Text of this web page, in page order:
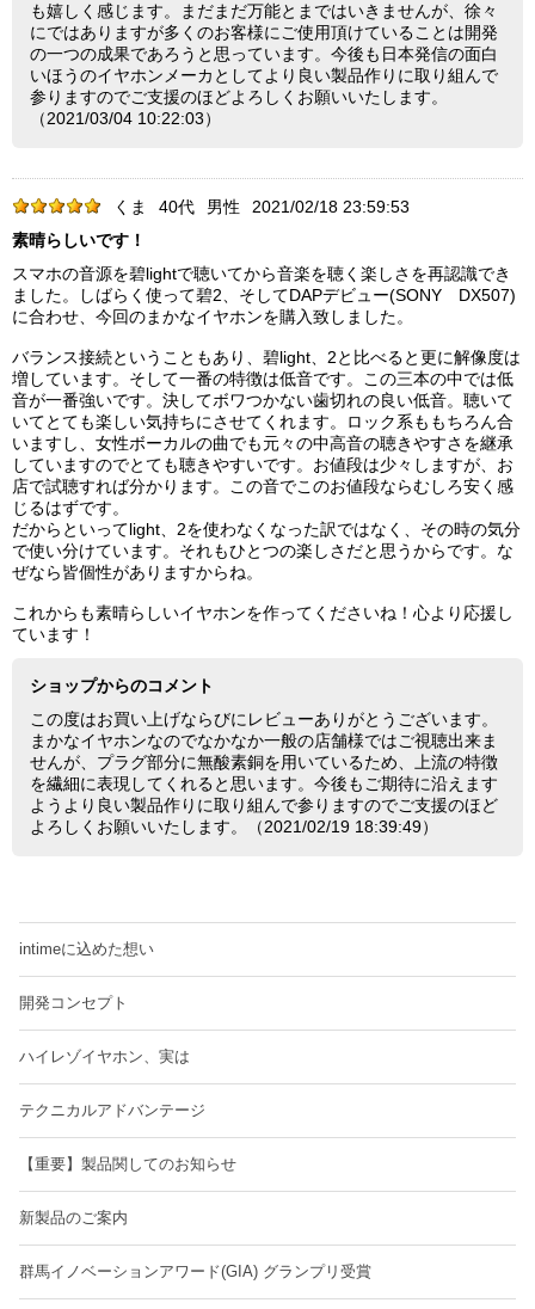
も嬉しく感じます。まだまだ万能とまではいきませんが、徐々
にではありますが多くのお客様にご使用頂けていることは開発
の一つの成果であろうと思っています。今後も日本発信の面白
いほうのイヤホンメーカとしてより良い製品作りに取り組んで
参りますのでご支援のほどよろしくお願いいたします。
（2021/03/04 10:22:03）
くま 40代 男性
2021/02/18 23:59:53
素晴らしいです！
スマホの音源を碧lightで聴いてから音楽を聴く楽しさを再認識でき
ました。しばらく使って碧2、そしてDAPデビュー(SONY DX507)
に合わせ、今回のまかなイヤホンを購入致しました。
バランス接続ということもあり、碧light、2と比べると更に解像度は
増しています。そして一番の特徴は低音です。この三本の中では低
音が一番強いです。決してボワつかない歯切れの良い低音。聴いて
いてとても楽しい気持ちにさせてくれます。ロック系ももちろん合
いますし、女性ボーカルの曲でも元々の中高音の聴きやすさを継承
していますのでとても聴きやすいです。お値段は少々しますが、お
店で試聴すれば分かります。この音でこのお値段ならむしろ安く感
じるはずです。
だからといってlight、2を使わなくなった訳ではなく、その時の気分
で使い分けています。それもひとつの楽しさだと思うからです。な
ぜなら皆個性がありますからね。
これからも素晴らしいイヤホンを作ってくださいね！心より応援し
ています！
ショップからのコメント
この度はお買い上げならびにレビューありがとうございます。
まかなイヤホンなのでなかなか一般の店舗様ではご視聴出来ま
せんが、プラグ部分に無酸素銅を用いているため、上流の特徴
を繊細に表現してくれると思います。今後もご期待に沿えます
ようより良い製品作りに取り組んで参りますのでご支援のほど
よろしくお願いいたします。（2021/02/19 18:39:49）
intimeに込めた想い
開発コンセプト
ハイレゾイヤホン、実は
テクニカルアドバンテージ
【重要】製品関してのお知らせ
新製品のご案内
群馬イノベーションアワード(GIA) グランプリ受賞